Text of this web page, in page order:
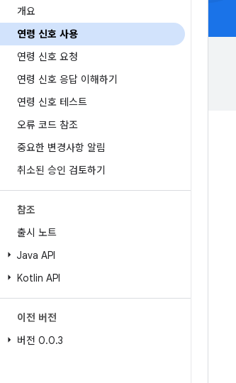
개요
연령 신호 사용
연령 신호 요청
연령 신호 응답 이해하기
연령 신호 테스트
오류 코드 참조
중요한 변경사항 알림
취소된 승인 검토하기
참조
출시 노트
Java API
Kotlin API
이전 버전
버전 0.0.3